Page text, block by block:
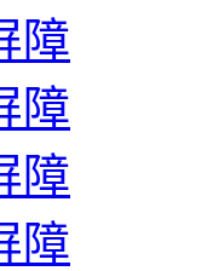
障
障
障
障